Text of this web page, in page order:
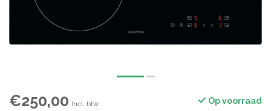
€250,00 Incl. btw Op voorraad